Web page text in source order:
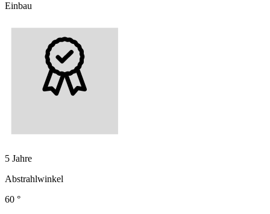
Einbau
5 Jahre
Abstrahlwinkel
60 °